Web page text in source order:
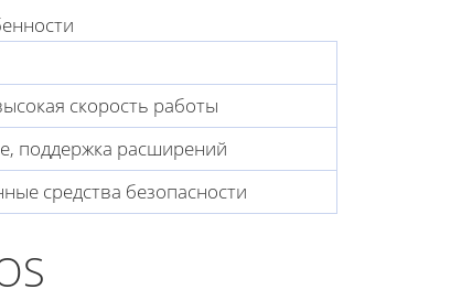
скорость работы
поддержка расширений
средства безопасности